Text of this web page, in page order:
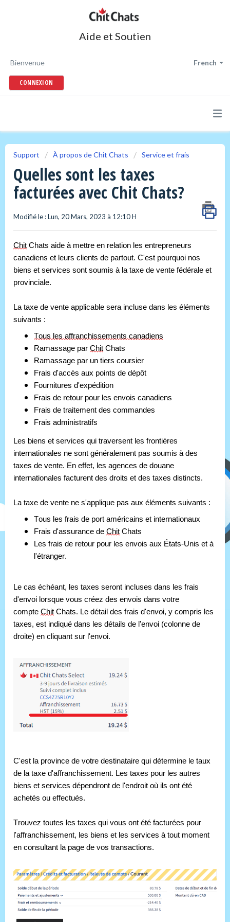
Aide et Soutien
French
Bienvenue
CONNEXION
Support À propos de Chit Chats Service et frais
Quelles sont les taxes
facturées avec Chit Chats?
Modifié le : Lun, 20 Mars, 2023 à 12:10 H
Chit Chats aide à mettre en relation les entrepreneurs
canadiens et leurs clients de partout. C'est pourquoi nos
biens et services sont soumis à la taxe de vente fédérale et
provinciale.
La taxe de vente applicable sera incluse dans les éléments
suivants :
Tous les affranchissements canadiens
Ramassage par Chit Chats
Ramassage par un tiers coursier
Frais d'accès aux points de dépôt
Fournitures d'expédition
Frais de retour pour les envois canadiens
Frais de traitement des commandes
Frais administratifs
Les biens et services qui traversent les frontières
internationales ne sont généralement pas soumis à des
taxes de vente. En effet, les agences de douane
internationales facturent des droits et des taxes distincts.
La taxe de vente ne s'applique pas aux éléments suivants :
Tous les frais de port américains et internationaux
Frais d'assurance de Chit Chats
Les frais de retour pour les envois aux États-Unis et à
l'étranger.
Le cas échéant, les taxes seront incluses dans les frais
d'envoi lorsque vous créez des envois dans votre
compte Chit Chats. Le détail des frais d'envoi, y compris les
taxes, est indiqué dans les détails de l'envoi (colonne de
droite) en cliquant sur l'envoi.
C'est la province de votre destinataire qui détermine le taux
de la taxe d'affranchissement. Les taxes pour les autres
biens et services dépendront de l'endroit où ils ont été
achetés ou effectués.
Trouvez toutes les taxes qui vous ont été facturées pour
l'affranchissement, les biens et les services à tout moment
en consultant la page de vos transactions.